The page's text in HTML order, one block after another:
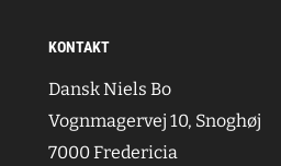
KONTAKT
Dansk Niels Bo
Vognmagervej 10, Snoghøj
7000 Fredericia